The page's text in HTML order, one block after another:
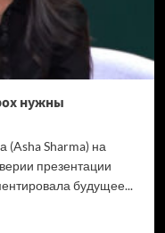
нужны
Sharma) на
презентации
будущее...